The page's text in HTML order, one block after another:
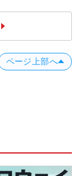
ページ上部へ